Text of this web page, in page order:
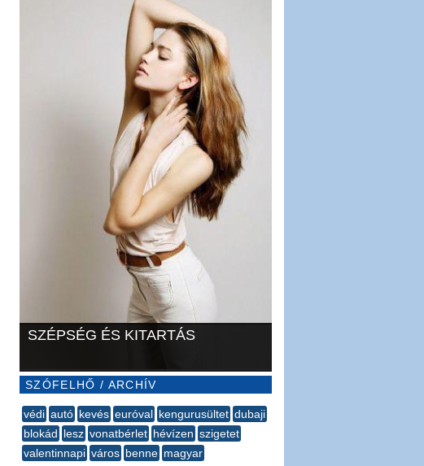
SZÉPSÉG ÉS KITARTÁS
SZÓFELHŐ / ARCHÍV
védi autó kevés euróval kengurusültet dubaji
blokád lesz vonatbérlet hévízen szigetet
valentinnapi város benne magyar